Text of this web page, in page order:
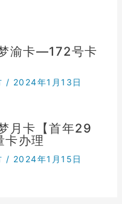
渝卡—172号卡
/ 2024年1月13日
月卡【首年29
办理
/ 2024年1月15日